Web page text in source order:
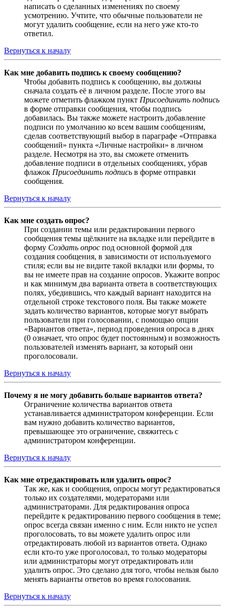
написать о сделанных изменениях по своему
усмотрению. Учтите, что обычные пользователи не
могут удалить сообщение, если на него уже кто-то
ответил.
Вернуться к началу
Как мне добавить подпись к своему сообщению?
Чтобы добавить подпись к сообщению, вы должны
сначала создать её в личном разделе. После этого вы
можете отметить флажком пункт Присоединить подпись
в форме отправки сообщения, чтобы подпись
добавилась. Вы также можете настроить добавление
подписи по умолчанию ко всем вашим сообщениям,
сделав соответствующий выбор в параграфе «Отправка
сообщений» пункта «Личные настройки» в личном
разделе. Несмотря на это, вы сможете отменить
добавление подписи в отдельных сообщениях, убрав
флажок Присоединить подпись в форме отправки
сообщения.
Вернуться к началу
Как мне создать опрос?
При создании темы или редактировании первого
сообщения темы щёлкните на вкладке или перейдите в
форму Создать опрос под основной формой для
создания сообщения, в зависимости от используемого
стиля; если вы не видите такой вкладки или формы, то
вы не имеете прав на создание опросов. Укажите вопрос
и как минимум два варианта ответа в соответствующих
полях, убедившись, что каждый вариант находится на
отдельной строке текстового поля. Вы также можете
задать количество вариантов, которые могут выбрать
пользователи при голосовании, с помощью опции
«Вариантов ответа», период проведения опроса в днях
(0 означает, что опрос будет постоянным) и возможность
пользователей изменять вариант, за который они
проголосовали.
Вернуться к началу
Почему я не могу добавить больше вариантов ответа?
Ограничение количества вариантов ответа
устанавливается администратором конференции. Если
вам нужно добавить количество вариантов,
превышающее это ограничение, свяжитесь с
администратором конференции.
Вернуться к началу
Как мне отредактировать или удалить опрос?
Так же, как и сообщения, опросы могут редактироваться
только их создателями, модераторами или
администраторами. Для редактирования опроса
перейдите к редактированию первого сообщения в теме;
опрос всегда связан именно с ним. Если никто не успел
проголосовать, то вы можете удалить опрос или
отредактировать любой из вариантов ответа. Однако
если кто-то уже проголосовал, то только модераторы
или администраторы могут отредактировать или
удалить опрос. Это сделано для того, чтобы нельзя было
менять варианты ответов во время голосования.
Вернуться к началу